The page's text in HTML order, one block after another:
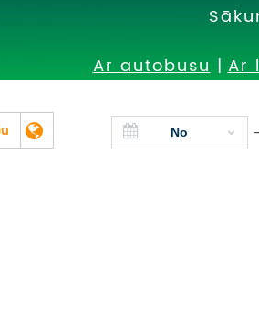
Ar autobusu| Ar
-